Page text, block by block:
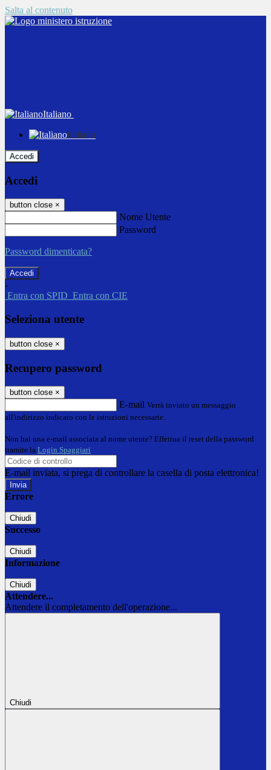
Salta al contenuto
Italiano
Italiano
Accedi
Accedi
button close ×
Nome Utente
Password
Password dimenticata?
-
Entra con SPID Entra con CIE
Seleziona utente
button close ×
Recupero password
button close ×
E-mail Verrà inviato un messaggio
all'indirizzo indicato con le istruzioni necessarie.
Non hai una e-mail associata al nome utente? Effettua il reset della password
tramite la Login Spaggiari
E-mail inviata, si prega di controllare la casella di posta elettronica!
Errore
Chiudi
Successo
Chiudi
Informazione
Chiudi
Attendere...
Attendere il completamento dell'operazione...
Chiudi